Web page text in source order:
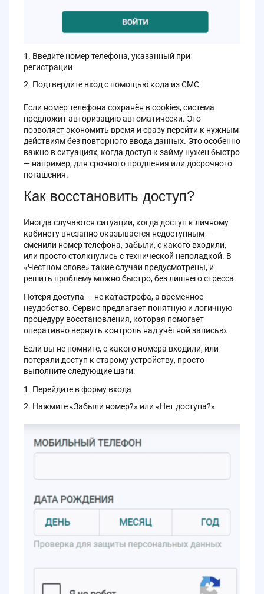
Введите номер телефона, указанный при
регистрации
Подтвердите вход с помощью кода из СМС
Если номер телефона сохранён в cookies, система
предложит авторизацию автоматически. Это
позволяет экономить время и сразу перейти к нужным
действиям без повторного ввода данных. Это особенно
важно в ситуациях, когда доступ к займу нужен быстро
— например, для срочного продления или досрочного
погашения.
Как восстановить доступ?
Иногда случаются ситуации, когда доступ к личному
кабинету внезапно оказывается недоступным —
сменили номер телефона, забыли, с какого входили,
или просто столкнулись с технической неполадкой. В
«Честном слове» такие случаи предусмотрены, и
решить проблему можно быстро, без лишнего стресса.
Потеря доступа — не катастрофа, а временное
неудобство. Сервис предлагает понятную и логичную
процедуру восстановления, которая помогает
оперативно вернуть контроль над учётной записью.
Если вы не помните, с какого номера входили, или
потеряли доступ к старому устройству, просто
выполните следующие шаги:
Перейдите в форму входа
Нажмите «Забыли номер?» или «Нет доступа?»